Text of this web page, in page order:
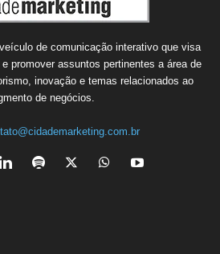
de comunicação interativo que visa
promover assuntos pertinentes a área de
inovação e temas relacionados ao
de negócios.